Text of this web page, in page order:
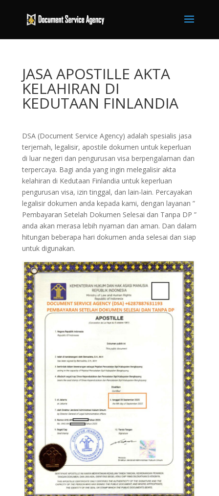
JASA APOSTILLE AKTA
KELAHIRAN DI
KEDUTAAN FINLANDIA
DSA (Document Service Agency) adalah spesialis jasa
terjemah, legalisir, apostile dokumen untuk keperluan
di luar negeri dan pengurusan visa berpengalaman dan
terpercaya. Bagi anda yang ingin melegalisir akta
kelahiran di Kedutaan Finlandia untuk keperluan
pengurusan visa, izin tinggal, dan lain-lain. Percayakan
legalisir dokumen anda kepada kami, dengan layanan ”
Pembayaran Setelah Dokumen Selesai dan Tanpa DP ”
anda akan merasa lebih nyaman dan aman. Dan dalam
hitungan beberapa hari dokumen anda selesai dan siap
untuk digunakan.